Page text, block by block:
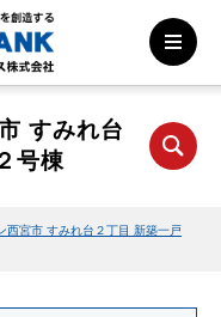
すみれ台
号棟
西宮市 すみれ台２丁目 新築一戸